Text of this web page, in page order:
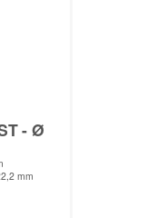
- Ø
mm